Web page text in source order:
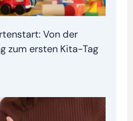
Von der
zum ersten Kita-Tag